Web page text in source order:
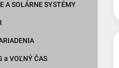
A SOLÁRNE SYSTÉMY
a VOĽNÝ ČAS
o
k